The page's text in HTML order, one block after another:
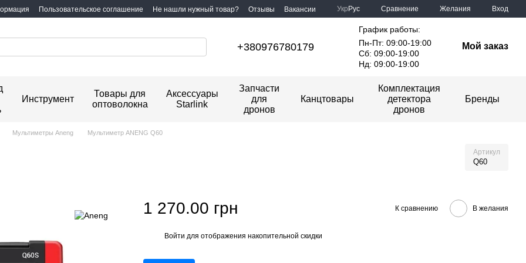
Пользовательское соглашение Не нашли нужный товар? Отзывы Вакансии Укр Рус Сравнение Желания Вход
+380976780179
График работы:
Пн-Пт: 09:00-19:00
Сб: 09:00-19:00
Нд: 09:00-19:00
Мой заказ
Инструмент
Товары для
оптоволокна
Аксессуары
Starlink
Запчасти
для
дронов
Канцтовары
Комплектация
детектора
дронов
Бренды
Мультиметры Aneng Мультиметр ANENG Q60
Артикул
Q60
1 270.00 грн К сравнению В желания
Войти для отображения накопительной скидки